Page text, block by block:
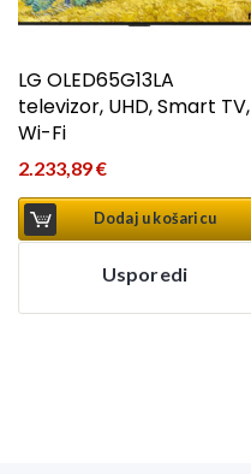
LG OLED65G13LA
televizor, UHD, Smart TV,
Wi-Fi
2.233,89€
Dodaj u košaricu
Usporedi